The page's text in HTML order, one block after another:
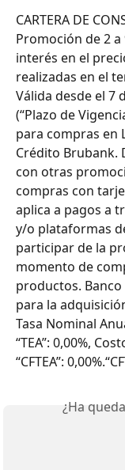
CARTERA DE
Promoción de 2
interés en el
realizadas en el
Válida desde el 7
(“Plazo de
para compras en
Crédito Brubank.
con otras
compras con
aplica a pagos a
y/o plataformas
participar de la
momento de
productos.
para la
Tasa Nominal
“TEA”: 0,00%,
“CFTEA”:
¿Ha